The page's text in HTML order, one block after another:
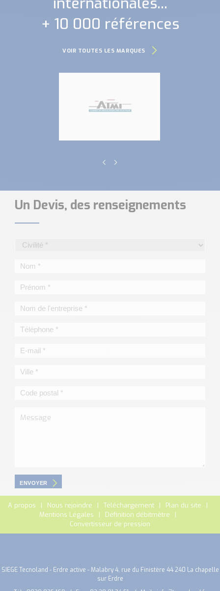
+ 10 000 références
VOIR TOUTES LES MARQUES
Un Devis, des renseignements
ENVOYER
A propos Nous rejoindre Téléchargement
Plan du site
Mentions Légales
Définition débitmètre
Convertisseur de pression
SIEGE Tecnoland - Erdre active - Malabry 4, rue du Finistère 44 240 La chapelle
sur Erdre